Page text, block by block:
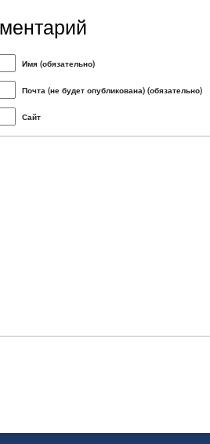
Имя (обязательно)
Почта (не будет опубликована) (обязательно)
Сайт